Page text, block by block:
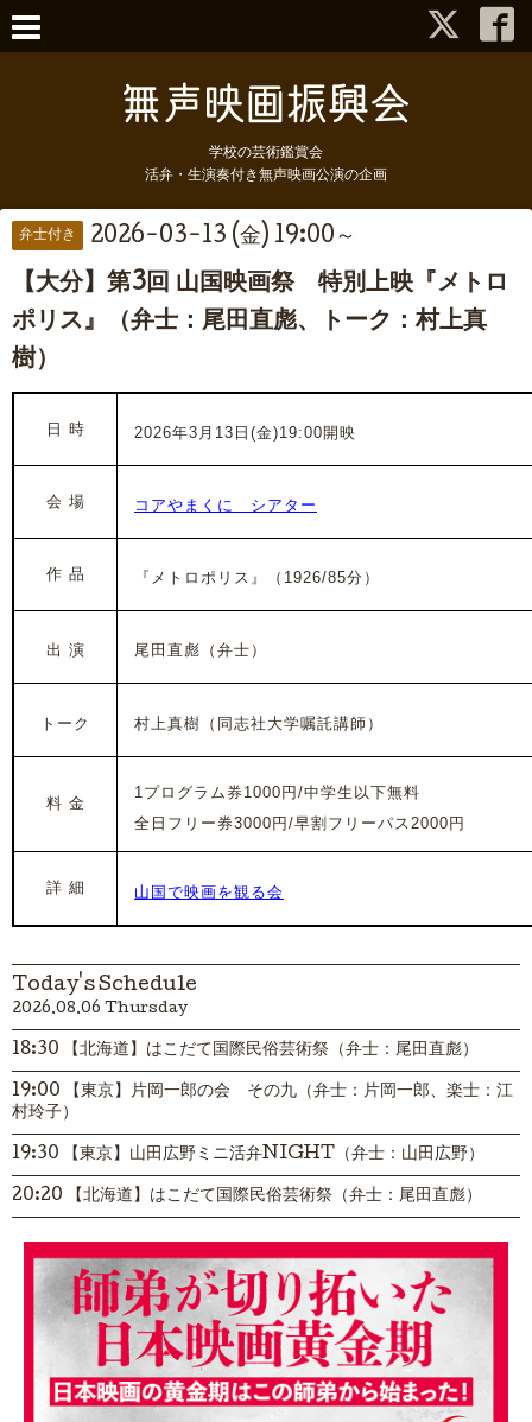
学校の芸術鑑賞会
活弁・生演奏付き無声映画公演の企画
弁士付き 2026-03-13 (金) 19:00～
【大分】第3回 山国映画祭 特別上映『メトロ
ポリス』（弁士：尾田直彪、トーク：村上真
樹）
日 時 2026年3月13日(金)19:00開映
会 場 コアやまくに シアター
作 品 『メトロポリス』 （1926/85分）
出 演 尾田直彪（弁士）
トーク 村上真樹（同志社大学嘱託講師）
料 金
1プログラム券1000円/中学生以下無料
全日フリー券3000円/早割フリーパス2000円
詳 細 山国で映画を観る会
Today's Schedule
2026.08.06 Thursday
18:30 【北海道】はこだて国際民俗芸術祭（弁士：尾田直彪）
19:00 【東京】片岡一郎の会 その九（弁士：片岡一郎、楽士：江
村玲子）
19:30 【東京】山田広野ミニ活弁NIGHT（弁士：山田広野）
20:20 【北海道】はこだて国際民俗芸術祭（弁士：尾田直彪）